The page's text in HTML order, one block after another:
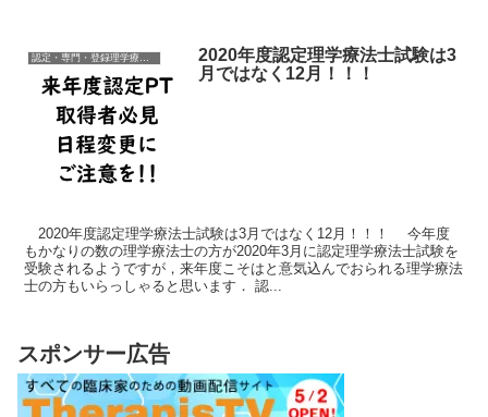
認定・専門・登録理学療法士
2020年度認定理学療法士試験は3
月ではなく12月！！！
2020年度認定理学療法士試験は3月ではなく12月！！！ 今年度
もかなりの数の理学療法士の方が2020年3月に認定理学療法士試験を
受験されるようですが，来年度こそはと意気込んでおられる理学療法
士の方もいらっしゃると思います． 認...
スポンサー広告